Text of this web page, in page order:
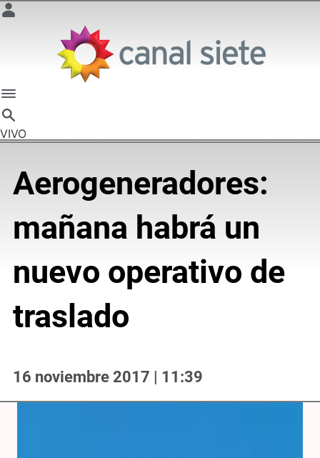
VIVO
Aerogeneradores:
mañana habrá un
nuevo operativo de
traslado
16 noviembre 2017 | 11:39